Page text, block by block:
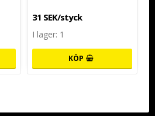
31 SEK/styck
I lager: 1
KÖP